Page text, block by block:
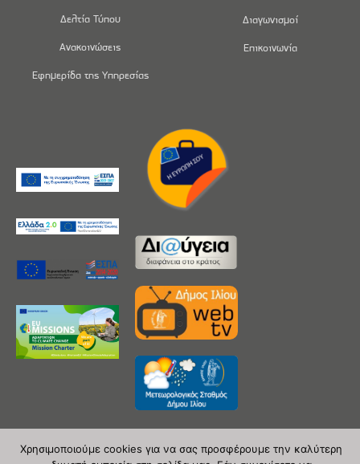
Δελτία Τύπου
Ανακοινώσεις
Εφημερίδα της Υπηρεσίας
Διαγωνισμοί
Επικοινωνία
Χρησιμοποιούμε cookies για να σας προσφέρουμε την καλύτερη